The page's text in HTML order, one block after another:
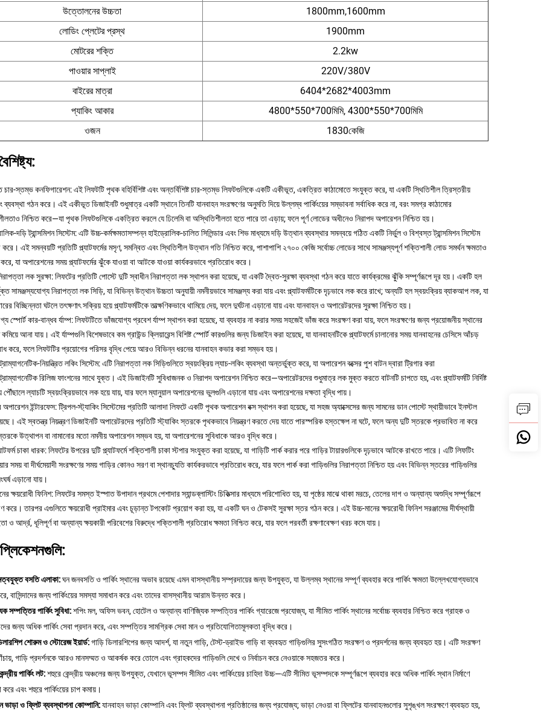
উত্তোলনের উচ্চতা
1800mm,1600mm
লোডিং প্লেটের প্রস্থ
1900mm
মোটরের শক্তি
2.2kw
পাওয়ার সাপ্লাই
220V/380V
বাইরের মাত্রা
6404*2682*4003mm
প্যাকিং আকার
4800*550*700মিমি, 4300*550*700মিমি
ওজন
1830কেজি
স্তম্ভ কনফিগারেশন: এই লিফটটি পৃথক বহির্বিশিষ্ট এবং অন্তর্বিশিষ্ট চার-স্তম্ভ লিফটগুলিকে একটি একীভূত, একত্রিত কাঠামোতে সংযুক্ত করে, যা একটি স্থিতিশীল ত্রিস্তরীয়
ব্যবস্থা গঠন করে। এই একীভূত ডিজাইনটি শুধুমাত্র একটি স্থানে তিনটি যানবাহন সংরক্ষণের অনুমতি দিয়ে উল্লম্ব পার্কিংয়ের সম্ভাবনা সর্বাধিক করে না, বরং সমগ্র কাঠামোর
নিশ্চিত করে—যা পৃথক লিফটগুলিকে একত্রিত করলে যে ঢিলেমি বা অস্থিতিশীলতা হতে পারে তা এড়ায়; ফলে পূর্ণ লোডের অধীনেও নিরাপদ অপারেশন নিশ্চিত হয়।
দড়ি ট্রান্সমিশন সিস্টেম: এটি উচ্চ-কর্মক্ষমতাসম্পন্ন হাইড্রোলিক-চালিত সিলিন্ডার এবং শিভ মাধ্যমে দড়ি উত্থান ব্যবস্থার সমন্বয়ে গঠিত একটি নির্ভুল ও বিশ্বস্ত ট্রান্সমিশন সিস্টেম
করে। এই সমন্বয়টি প্রতিটি প্ল্যাটফর্মের মসৃণ, সমন্বিত এবং স্থিতিশীল উত্থান গতি নিশ্চিত করে, পাশাপাশি ২৭০০ কেজি সর্বোচ্চ লোডের সাথে সামঞ্জস্যপূর্ণ শক্তিশালী লোড সমর্থন ক্ষমতাও
করে, যা অপারেশনের সময় প্ল্যাটফর্মের ঝুঁকে যাওয়া বা আটকে যাওয়া কার্যকরভাবে প্রতিরোধ করে।
লক সুরক্ষা: লিফটের প্রতিটি পোস্টে দুটি স্বাধীন নিরাপত্তা লক স্থাপন করা হয়েছে, যা একটি দ্বৈত-সুরক্ষা ব্যবস্থা গঠন করে যাতে কার্যক্রমের ঝুঁকি সম্পূর্ণরূপে দূর হয়। একটি হল
সামঞ্জস্যযোগ্য নিরাপত্তা লক সিড়ি, যা বিভিন্ন উত্থান উচ্চতা অনুযায়ী নমনীয়ভাবে সামঞ্জস্য করা যায় এবং প্ল্যাটফর্মটিকে দৃঢ়ভাবে লক করে রাখে; অন্যটি হল স্বয়ংক্রিয় ব্যাকআপ লক, যা
বিচ্ছিন্নতা ঘটলে তৎক্ষণাৎ সক্রিয় হয়ে প্ল্যাটফর্মটিকে তাত্ক্ষণিকভাবে থামিয়ে দেয়, ফলে দুর্ঘটনা এড়ানো যায় এবং যানবাহন ও অপারেটরদের সুরক্ষা নিশ্চিত হয়।
স্পোর্ট কার-বান্ধব র্যাম্প: লিফটটিতে ভাঁজযোগ্য প্রবেশ র্যাম্প স্থাপন করা হয়েছে, যা ব্যবহার না করার সময় সহজেই ভাঁজ করে সংরক্ষণ করা যায়, ফলে সংরক্ষণের জন্য প্রয়োজনীয় স্থানের
কমিয়ে আনা যায়। এই র্যাম্পগুলি বিশেষভাবে কম গ্রাউন্ড ক্লিয়ারেন্স বিশিষ্ট স্পোর্ট কারগুলির জন্য ডিজাইন করা হয়েছে, যা যানবাহনটিকে প্ল্যাটফর্মে চালানোর সময় যানবাহনের চেসিসে আঁচড়
করে, ফলে লিফটটির প্রয়োগের পরিসর বৃদ্ধি পেয়ে আরও বিভিন্ন ধরনের যানবাহন কভার করা সম্ভব হয়।
নিয়ন্ত্রিত লকিং সিস্টেম: এটি নিরাপত্তা লক সিড়িগুলিতে স্বয়ংক্রিয় ল্যাচ-লকিং ব্যবস্থা অন্তর্ভুক্ত করে, যা অপারেশন বক্সের পুশ বাটন দ্বারা ট্রিগার করা
রিলিজ ফাংশনের সাথে যুক্ত। এই ডিজাইনটি সুবিধাজনক ও নিরাপদ অপারেশন নিশ্চিত করে—অপারেটরদের শুধুমাত্র লক মুক্ত করতে বাটনটি চাপতে হয়, এবং প্ল্যাটফর্মটি নির্দিষ্ট
পৌঁছালে ল্যাচটি স্বয়ংক্রিয়ভাবে লক হয়ে যায়, যার ফলে ম্যানুয়াল অপারেশনের ভুলগুলি এড়ানো যায় এবং অপারেশনের দক্ষতা বৃদ্ধি পায়।
অপারেশন ইন্টারফেস: ট্রিপল-স্ট্যাকিং সিস্টেমের প্রতিটি আলাদা লিফটে একটি পৃথক অপারেশন বক্স স্থাপন করা হয়েছে, যা সহজ অ্যাক্সেসের জন্য সামনের ডান পোস্টে স্থায়ীভাবে ইনস্টল
এই স্বতন্ত্র নিয়ন্ত্রণ ডিজাইনটি অপারেটরদের প্রতিটি স্ট্যাকিং স্তরকে পৃথকভাবে নিয়ন্ত্রণ করতে দেয় যাতে পারস্পরিক হস্তক্ষেপ না ঘটে, ফলে অন্য দুটি স্তরকে প্রভাবিত না করে
উত্থাপন বা নামানোর মতো নমনীয় অপারেশন সম্ভব হয়, যা অপারেশনের সুবিধাকে আরও বৃদ্ধি করে।
চাকা ধারক: লিফটের উপরের দুটি প্ল্যাটফর্মে শক্তিশালী চাকা স্টপার সংযুক্ত করা হয়েছে, যা গাড়িটি পার্ক করার পরে গাড়ির টায়ারগুলিকে দৃঢ়ভাবে আটকে রাখতে পারে। এটি লিফটিং
সময় বা দীর্ঘমেয়াদী সংরক্ষণের সময় গাড়ির কোনও সরণ বা স্থানচ্যুতি কার্যকরভাবে প্রতিরোধ করে, যার ফলে পার্ক করা গাড়িগুলির নিরাপত্তা নিশ্চিত হয় এবং বিভিন্ন স্তরের গাড়িগুলির
এড়ানো যায়।
ক্ষয়রোধী ফিনিশ: লিফটের সমস্ত ইস্পাত উপাদান প্রথমে পেশাদার স্যান্ডব্লাস্টিং চিকিত্সার মাধ্যমে পরিশোধিত হয়, যা পৃষ্ঠের মাঝে থাকা মরচে, তেলের দাগ ও অন্যান্য অশুদ্ধি সম্পূর্ণরূপে
করে। তারপর এগুলিতে ক্ষয়রোধী প্রাইমার এবং চূড়ান্ত টপকোট প্রয়োগ করা হয়, যা একটি ঘন ও টেকসই সুরক্ষা স্তর গঠন করে। এই উচ্চ-মানের ক্ষয়রোধী ফিনিশ সরঞ্জামের দীর্ঘস্থায়ী
ও আর্দ্র, ধূলিপূর্ণ বা অন্যান্য ক্ষয়কারী পরিবেশের বিরুদ্ধে শক্তিশালী প্রতিরোধ ক্ষমতা নিশ্চিত করে, যার ফলে পরবর্তী রক্ষণাবেক্ষণ খরচ কমে যায়।
বসতি এলাকা:ঘন জনবসতি ও পার্কিং স্থানের অভাব রয়েছে এমন বাসস্থানীয় সম্প্রদায়ের জন্য উপযুক্ত, যা উল্লম্ব স্থানের সম্পূর্ণ ব্যবহার করে পার্কিং ক্ষমতা উল্লেখযোগ্যভাবে
বাসিন্দাদের জন্য পার্কিংয়ের সমস্যা সমাধান করে এবং তাদের বাসস্থানীয় আরাম উন্নত করে।
সম্পত্তির পার্কিং সুবিধা:শপিং মল, অফিস ভবন, হোটেল ও অন্যান্য বাণিজ্যিক সম্পত্তির পার্কিং গ্যারেজে প্রযোজ্য, যা সীমিত পার্কিং স্থানের সর্বোচ্চ ব্যবহার নিশ্চিত করে গ্রাহক ও
জন্য অধিক পার্কিং সেবা প্রদান করে, এবং সম্পত্তির সামগ্রিক সেবা মান ও প্রতিযোগিতামূলকতা বৃদ্ধি করে।
শোরুম ও স্টোরেজ ইয়ার্ড:গাড়ি ডিলারশিপের জন্য আদর্শ, যা নতুন গাড়ি, টেস্ট-ড্রাইভ গাড়ি বা ব্যবহৃত গাড়িগুলির সুসংগঠিত সংরক্ষণ ও প্রদর্শনের জন্য ব্যবহৃত হয়। এটি সংরক্ষণ
গাড়ি প্রদর্শনকে আরও মানসম্মত ও আকর্ষক করে তোলে এবং গ্রাহকদের গাড়িগুলি দেখে ও নির্বাচন করে নেওয়াকে সহজতর করে।
পার্কিং লট:শহুরে কেন্দ্রীয় অঞ্চলের জন্য উপযুক্ত, যেখানে ভূসম্পদ সীমিত এবং পার্কিংয়ের চাহিদা উচ্চ—এটি সীমিত ভূসম্পদকে সম্পূর্ণরূপে ব্যবহার করে অধিক পার্কিং স্থান নির্মাণে
করে এবং শহুরে পার্কিংয়ের চাপ কমায়।
ভাড়া ও ফ্লিট ব্যবস্থাপনা কোম্পানি:যানবাহন ভাড়া কোম্পানি এবং ফ্লিট ব্যবস্থাপনা প্রতিষ্ঠানের জন্য প্রযোজ্য; ভাড়া নেওয়া বা ফ্লিটের যানবাহনগুলোর সুশৃঙ্খল সংরক্ষণে ব্যবহৃত হয়,